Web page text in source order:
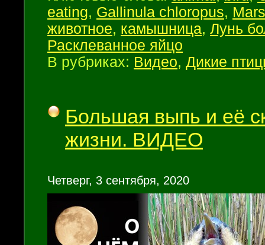
eating, Gallinula chloropus,
животное, камышница, Лунь
Расклеванное яйцо
В рубриках: Видео, Дикие
Большая выпь и её
жизни. ВИДЕО
Четверг, 3 сентября, 2020